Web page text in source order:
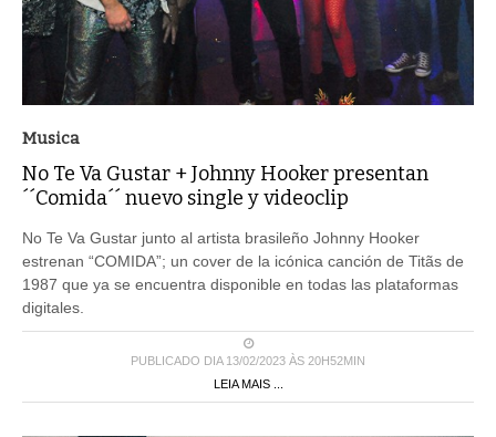
Musica
No Te Va Gustar + Johnny Hooker presentan
´´Comida´´ nuevo single y videoclip
No Te Va Gustar junto al artista brasileño Johnny Hooker
estrenan “COMIDA”; un cover de la icónica canción de Titãs de
1987 que ya se encuentra disponible en todas las plataformas
digitales.
PUBLICADO DIA 13/02/2023 ÀS 20H52MIN
LEIA MAIS ...